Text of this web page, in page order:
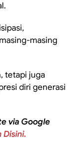
masing
tetapi juga
diri generasi
via Google
Disini.